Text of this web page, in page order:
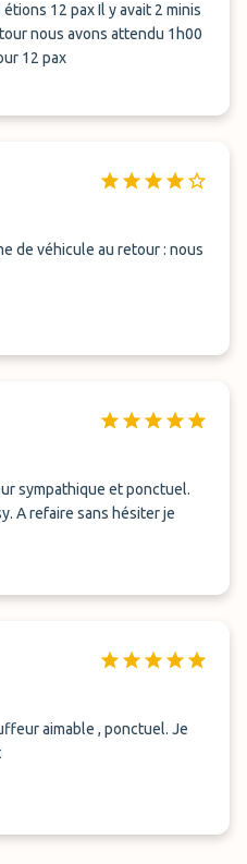
Il y avait 2 minis
nous avons attendu 1h00
12 pax
sympathique et ponctuel.
A refaire sans hésiter je